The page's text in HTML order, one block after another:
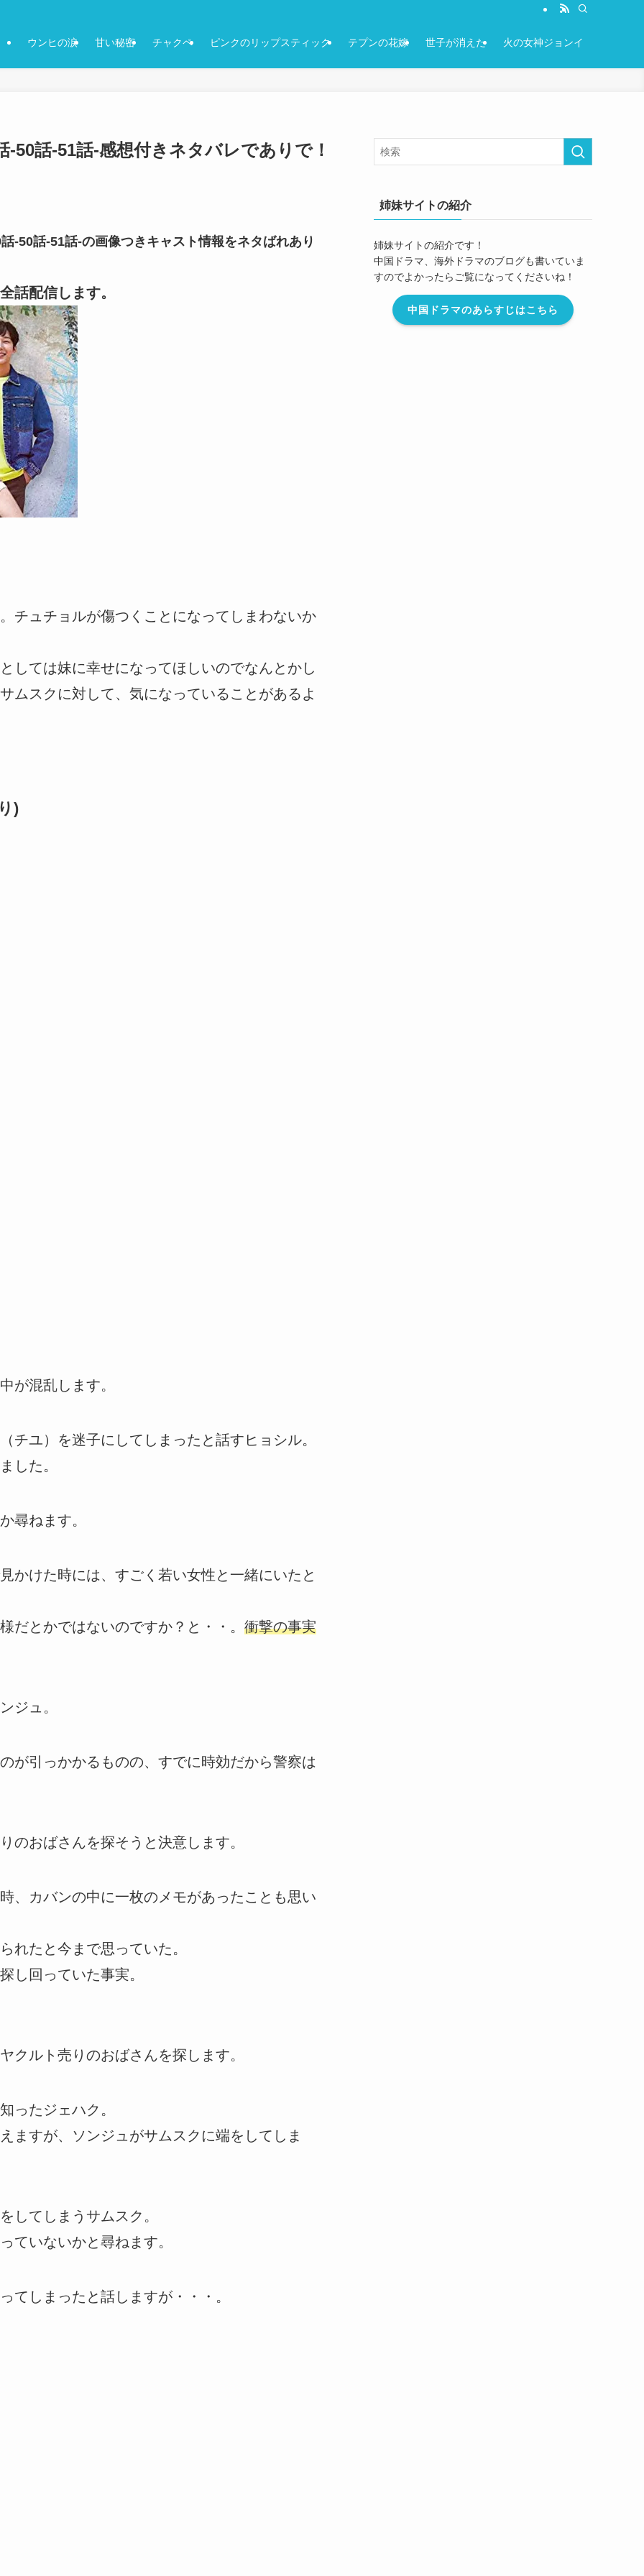
ウンヒの涙 甘い秘密 チャクペ ピンクのリップスティック テプンの花嫁 世子が消えた 火の女神ジョンイ
50話-51話-感想付きネタバレでありで！
-50話-51話-の画像つきキャスト情報をネタばれあり
話配信します。
チュチョルが傷つくことになってしまわないか
しては妹に幸せになってほしいのでなんとかし
ムスクに対して、気になっていることがあるよ
)
が混乱します。
チユ）を迷子にしてしまったと話すヒョシル。
した。
尋ねます。
かけた時には、すごく若い女性と一緒にいたと
だとかではないのですか？と・・。 衝撃の事実
ジュ。
が引っかかるものの、すでに時効だから警察は
のおばさんを探そうと決意します。
、カバンの中に一枚のメモがあったことも思い
れたと今まで思っていた。
し回っていた事実。
クルト売りのおばさんを探します。
ったジェハク。
ますが、ソンジュがサムスクに端をしてしま
してしまうサムスク。
ていないかと尋ねます。
てしまったと話しますが・・・。
姉妹サイトの紹介
姉妹サイトの紹介です！
中国ドラマ、海外ドラマのブログも書いていま
すのでよかったらご覧になってくださいね！
中国ドラマのあらすじはこちら